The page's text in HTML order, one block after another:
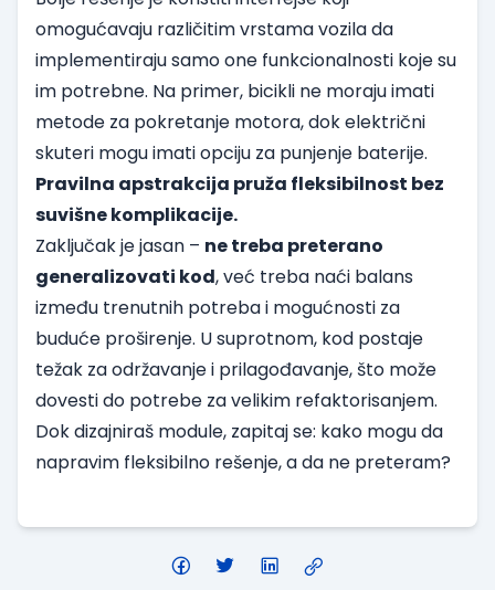
omogućavaju različitim vrstama vozila da
implementiraju samo one funkcionalnosti koje su
im potrebne. Na primer, bicikli ne moraju imati
metode za pokretanje motora, dok električni
skuteri mogu imati opciju za punjenje baterije.
Pravilna apstrakcija pruža fleksibilnost bez
suvišne komplikacije.
Zaključak je jasan – ne treba preterano
generalizovati kod, već treba naći balans
između trenutnih potreba i mogućnosti za
buduće proširenje. U suprotnom, kod postaje
težak za održavanje i prilagođavanje, što može
dovesti do potrebe za velikim refaktorisanjem.
Dok dizajniraš module, zapitaj se: kako mogu da
napravim fleksibilno rešenje, a da ne preteram?